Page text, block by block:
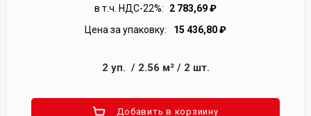
в т.ч. НДС-22%:
2 783,69₽
Цена за упаковку:
15 436,80₽
2 уп. / 2.56 м²/ 2 шт.
Добавить в корзиину